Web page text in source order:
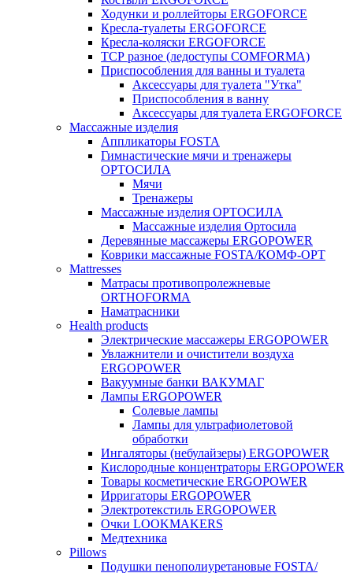
Ходунки и роллейторы ERGOFORCE
Кресла-туалеты ERGOFORCE
Кресла-коляски ERGOFORCE
ТСР разное (ледоступы COMFORMA)
Приспособления для ванны и туалета
Аксессуары для туалета "Утка"
Приспособления в ванну
Аксессуары для туалета ERGOFORCE
Массажные изделия
Аппликаторы FOSTA
Гимнастические мячи и тренажеры
ОРТОСИЛА
Мячи
Тренажеры
Массажные изделия ОРТОСИЛА
Массажные изделия Ортосила
Деревянные массажеры ERGOPOWER
Коврики массажные FOSTA/КОМФ-ОРТ
Мattresses
Матрасы противопролежневые
ORTHOFORMA
Наматрасники
Health products
Электрические массажеры ERGOPOWER
Увлажнители и очистители воздуха
ERGOPOWER
Вакуумные банки ВАКУМАГ
Лампы ERGOPOWER
Солевые лампы
Лампы для ультрафиолетовой
обработки
Ингаляторы (небулайзеры) ERGOPOWER
Кислородные концентраторы ERGOPOWER
Товары косметические ERGOPOWER
Ирригаторы ERGOPOWER
Электротекстиль ERGOPOWER
Очки LOOKMAKERS
Медтехника
Pillows
Подушки пенополиуретановые FOSTA/